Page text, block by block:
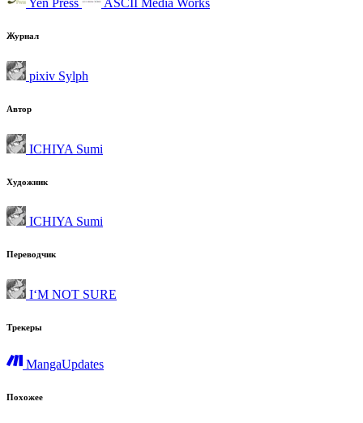
Журнал
pixiv Sylph
Автор
ICHIYA Sumi
Художник
ICHIYA Sumi
Переводчик
I‘M NOT SURE
Трекеры
MangaUpdates
Похожее